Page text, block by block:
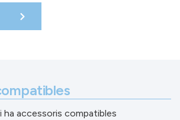
ha accessoris compatibles